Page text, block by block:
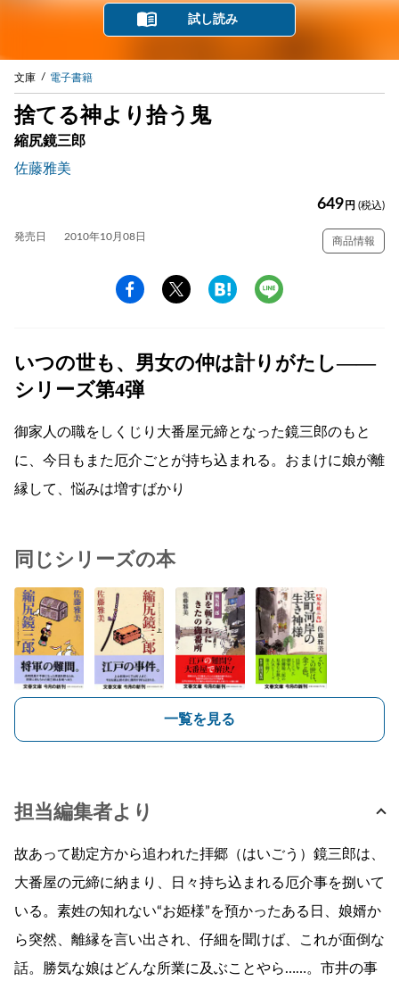
試し読み
文庫 電子書籍
捨てる神より拾う鬼
縮尻鏡三郎
佐藤雅美
649 円 (税込)
発売日 2010年10月08日 商品情報
いつの世も、男女の仲は計りがたし——
シリーズ第4弾
御家人の職をしくじり大番屋元締となった鏡三郎のもと
に、今日もまた厄介ごとが持ち込まれる。おまけに娘が離
縁して、悩みは増すばかり
同じシリーズの本
一覧を見る
担当編集者より
故あって勘定方から追われた拝郷（はいごう）鏡三郎は、
大番屋の元締に納まり、日々持ち込まれる厄介事を捌いて
いる。素姓の知れない“お姫様”を預かったある日、娘婿か
ら突然、離縁を言い出され、仔細を聞けば、これが面倒な
話。勝気な娘はどんな所業に及ぶことやら……。市井の事